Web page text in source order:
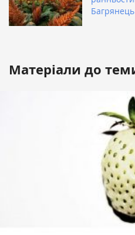
Багрянець
Матеріали до